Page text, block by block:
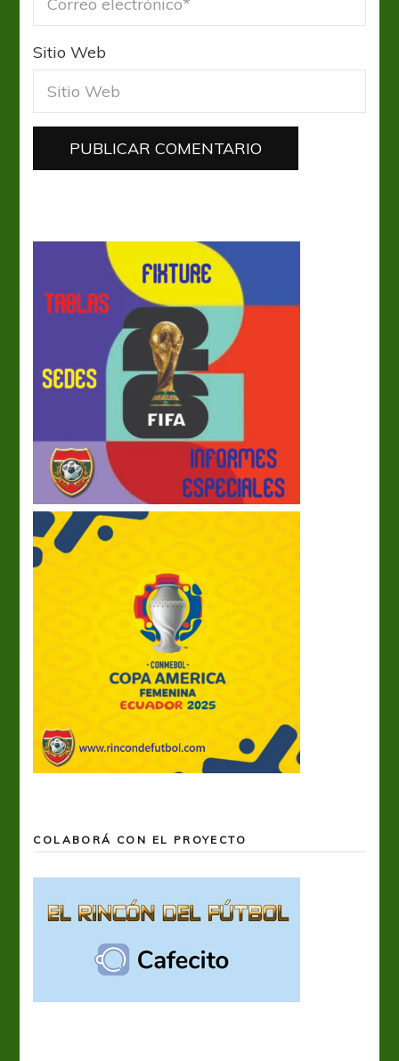
Sitio Web
COLABORÁ CON EL PROYECTO